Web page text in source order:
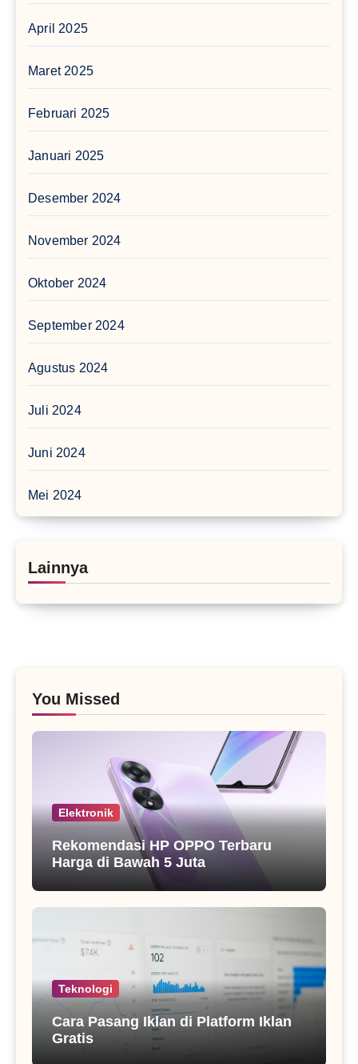
April 2025
Maret 2025
Februari 2025
Januari 2025
Desember 2024
November 2024
Oktober 2024
September 2024
Agustus 2024
Juli 2024
Juni 2024
Mei 2024
Lainnya
You Missed
Elektronik
Rekomendasi HP OPPO Terbaru
Harga di Bawah 5 Juta
Teknologi
Cara Pasang Iklan di Platform Iklan
Gratis